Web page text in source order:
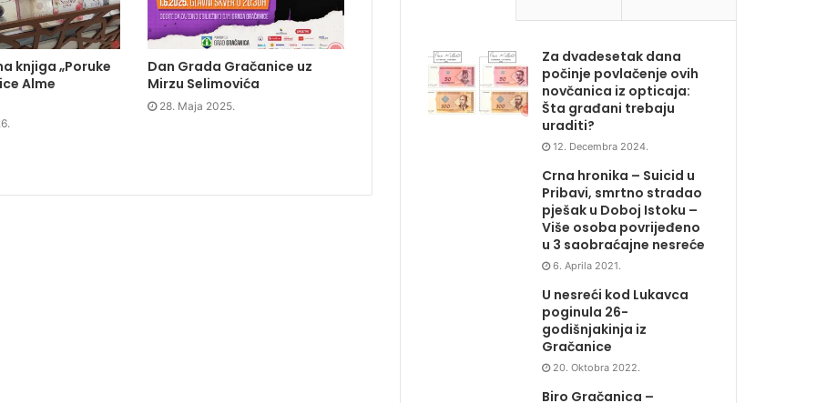
knjiga „Poruke
Alme
Dan Grada Gračanice uz
Mirzu Selimovića
28. Maja 2025.
Za dvadesetak dana
počinje povlačenje ovih
novčanica iz opticaja:
Šta građani trebaju
uraditi?
12. Decembra 2024.
Crna hronika – Suicid u
Pribavi, smrtno stradao
pješak u Doboj Istoku –
Više osoba povrijeđeno
u 3 saobraćajne nesreće
6. Aprila 2021.
U nesreći kod Lukavca
poginula 26-
godišnjakinja iz
Gračanice
20. Oktobra 2022.
Biro Gračanica –